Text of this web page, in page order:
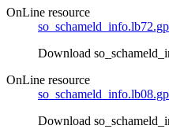
OnLine resource
Download
OnLine resource
Download